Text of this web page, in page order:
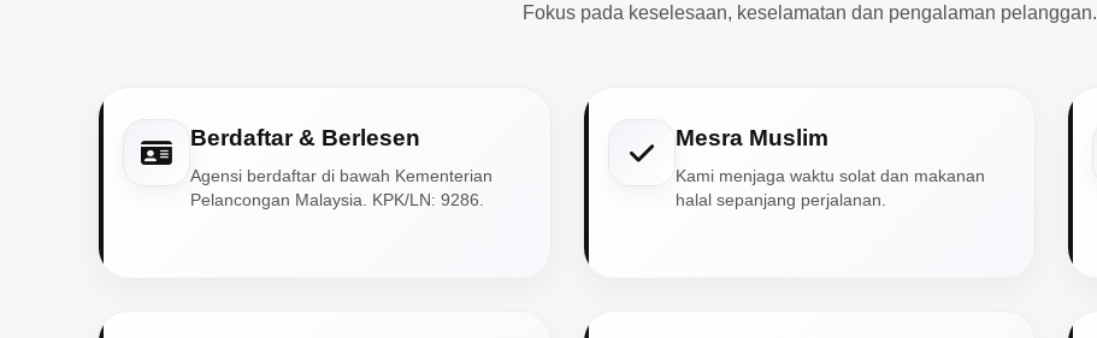
Fokus pada keselesaan, keselamatan dan pengalaman pelanggan.
Berdaftar & Berlesen
Agensi berdaftar di bawah Kementerian
Pelancongan Malaysia. KPK/LN: 9286.
Mesra Muslim
Kami menjaga waktu solat dan makanan
halal sepanjang perjalanan.